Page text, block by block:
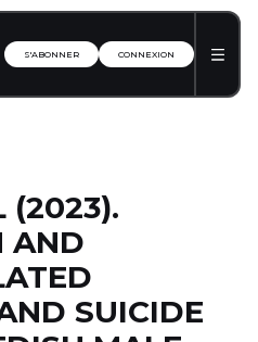
S'ABONNER CONNEXION
(2023).
AND
SUICIDE